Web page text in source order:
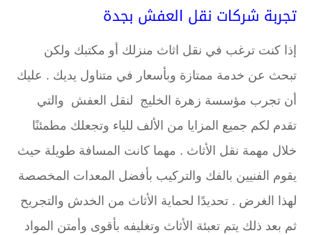
تجربة شركات نقل العفش بجدة
إذا كنت ترغب في نقل اثاث منزلك أو مكتبك ولكن
تبحث عن خدمة ممتازة وبأسعار في متناول يديك . عليك
أن تجرب مؤسسة زهرة الخليج لنقل العفش والتي
تقدم لكم جميع المزايا من الألف للياء وتجعلك مطمئنًا
خلال مهمة نقل الأثاث . مهما كانت المسافة طويلة حيث
يقوم الفنيين بالفك والتركيب بأفضل المعدات المخصصة
لهذا الغرض . تحديدًا لحماية الأثاث من الخدش والتجريح
ثم بعد ذلك يتم تعبئة الأثاث وتغليفه بأقوى وأمتن المواد